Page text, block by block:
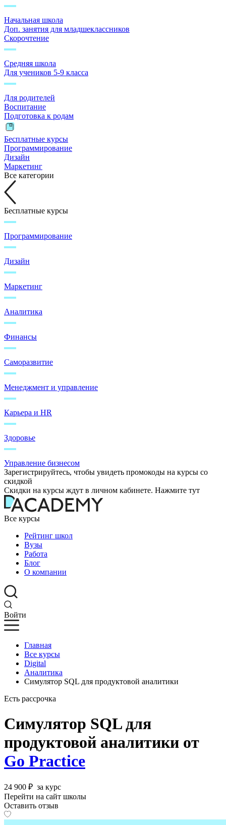
Начальная школа
Доп. занятия для младшеклассников
Скорочтение
Средняя школа
Для учеников 5-9 класса
Для родителей
Воспитание
Подготовка к родам
Бесплатные курсы
Программирование
Дизайн
Маркетинг
Все категории
Бесплатные курсы
Программирование
Дизайн
Маркетинг
Аналитика
Финансы
Саморазвитие
Менеджмент и управление
Карьера и HR
Здоровье
Управление бизнесом
Зарегистрируйтесь, чтобы увидеть промокоды на курсы со
скидкой
Скидки на курсы ждут в личном кабинете. Нажмите тут
Все курсы
Рейтинг школ
Вузы
Работа
Блог
О компании
Войти
Главная
Все курсы
Digital
Аналитика
Симулятор SQL для продуктовой аналитики
Есть рассрочка
Симулятор SQL для
продуктовой аналитики от
Go Practice
24 900 ₽ за курс
Перейти на сайт школы
Оставить отзыв